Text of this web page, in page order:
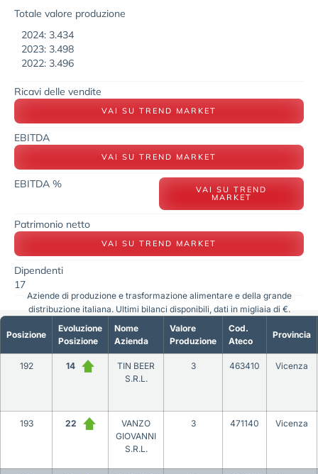
Totale valore produzione
2024: 3.434
2023: 3.498
2022: 3.496
Ricavi delle vendite
VAI SU TREND MARKET
EBITDA
VAI SU TREND MARKET
EBITDA % VAI SU TREND
MARKET
Patrimonio netto
VAI SU TREND MARKET
Dipendenti
17
Posizione
Evoluzione
Posizione
Nome
Azienda
Valore
Produzione
Cod.
Ateco
Provincia
192 14
TIN BEER
S.R.L.
3 463410 Vicenza
193 22
VANZO
GIOVANNI
S.R.L.
3 471140 Vicenza
Aziende di produzione e trasformazione alimentare e della grande
distribuzione italiana. Ultimi bilanci disponibili, dati in migliaia di €.